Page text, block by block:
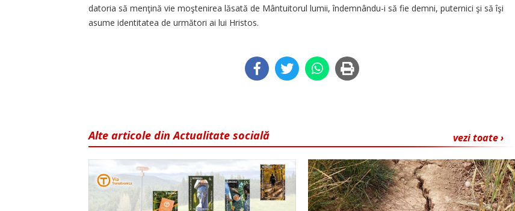
datoria să menţină vie moştenirea lăsată de Mântuitorul lumii, îndemnându-i să fie demni, puternici şi să îşi
asume identitatea de următori ai lui Hristos.
vezi toate ›
Alte articole din Actualitate socială